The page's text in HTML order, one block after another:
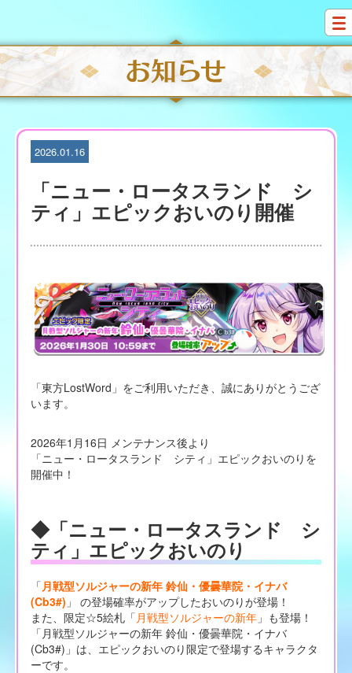
i
p
t
o
c
2026.01.16
「ニュー・ロータスランド シ
ティ」エピックおいのり開催
「東方LostWord」をご利用いただき、誠にありがとうござ
います。
2026年1月16日 メンテナンス後より
「ニュー・ロータスランド シティ」エピックおいのりを
開催中！
◆「ニュー・ロータスランド シ
ティ」エピックおいのり
「 月戦型ソルジャーの新年 鈴仙・優曇華院・イナバ
(Cb3#) 」 の登場確率がアップしたおいのりが登場！
また、限定☆5絵札「 月戦型ソルジャーの新年」も登場！
「月戦型ソルジャーの新年 鈴仙・優曇華院・イナバ
(Cb3#)」は、エピックおいのり限定で登場するキャラクタ
ーです。